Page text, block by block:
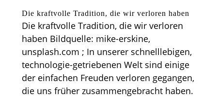
Die kraftvolle Tradition, die wir verloren haben
Die kraftvolle Tradition, die wir verloren
haben Bildquelle: mike-erskine,
unsplash.com ; In unserer schnelllebigen,
technologie-getriebenen Welt sind einige
der einfachen Freuden verloren gegangen,
die uns früher zusammengebracht haben.